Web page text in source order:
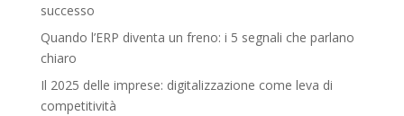
successo
Quando l’ERP diventa un freno: i 5 segnali che parlano
chiaro
Il 2025 delle imprese: digitalizzazione come leva di
competitività